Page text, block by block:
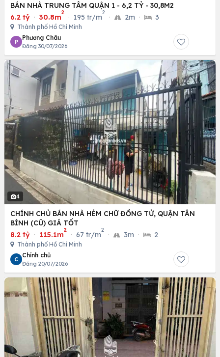
BÁN NHÀ TRUNG TÂM QUẬN 1 - 6,2 TỶ - 30,8M2
6.2 tỷ · 30.8m
2
· 195 tr/m
2
· 2m · 3
Thành phố Hồ Chí Minh
P
Phương Châu
Đăng 30/07/2026
4
CHÍNH CHỦ BÁN NHÀ HẺM CHỮ ĐỒNG TỬ, QUẬN TÂN
BÌNH (CŨ) GIÁ TỐT
8.2 tỷ · 115.1m
2
· 67 tr/m
2
· 3m · 2
Thành phố Hồ Chí Minh
C
Chính chủ
Đăng 20/07/2026